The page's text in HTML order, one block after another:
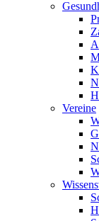
Vereine